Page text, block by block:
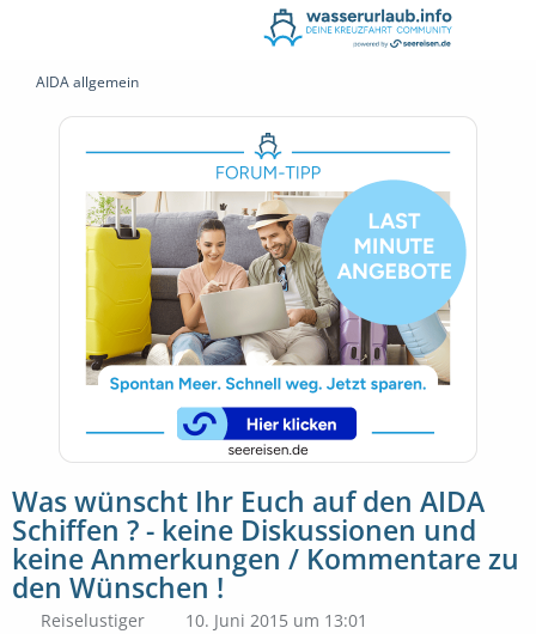
AIDA allgemein
Was wünscht Ihr Euch auf den AIDA
Schiffen ? - keine Diskussionen und
keine Anmerkungen / Kommentare zu
den Wünschen !
Reiselustiger 10. Juni 2015 um 13:01